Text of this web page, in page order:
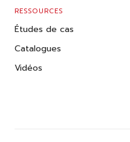
RESSOURCES
Études de cas
Catalogues
Vidéos